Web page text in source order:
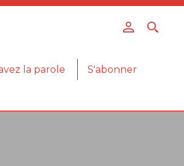
la parole
S'abonner